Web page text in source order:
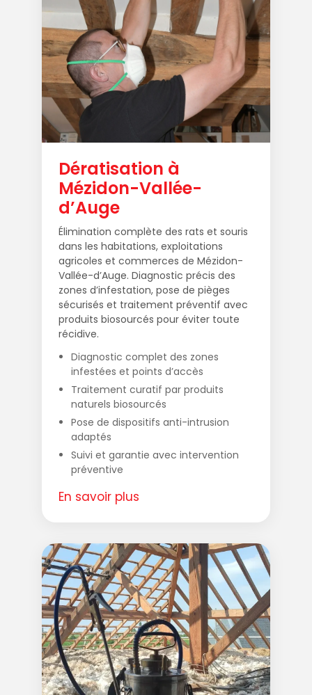
Dératisation à
Mézidon-Vallée-
d’Auge
Élimination complète des rats et souris
dans les habitations, exploitations
agricoles et commerces de Mézidon-
Vallée-d’Auge. Diagnostic précis des
zones d’infestation, pose de pièges
sécurisés et traitement préventif avec
produits biosourcés pour éviter toute
récidive.
Diagnostic complet des zones
infestées et points d’accès
Traitement curatif par produits
naturels biosourcés
Pose de dispositifs anti-intrusion
adaptés
Suivi et garantie avec intervention
préventive
En savoir plus